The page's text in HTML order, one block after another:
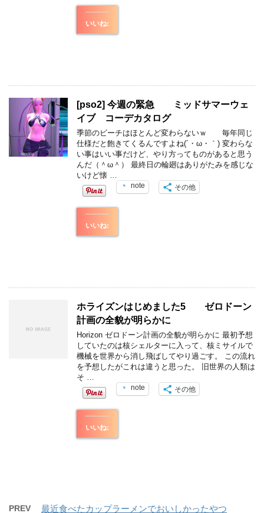
いいね:
[pso2] 今週の緊急 ミッドサマーウェ
イブ コーデカタログ
季節のビーチはほとんど変わらないｗ 毎年同じ
仕様だと飽きてくるんですよね(´・ω・｀) 変わらな
い事はいい事だけど、やり方ってものがあると思う
んだ（＾ω＾） 最終日の輪廻はありがたみを感じな
いけど懐 …
note その他
いいね:
ホライズンはじめました5 ゼロドーン
計画の全貌が明らかに
Horizon ゼロドーン計画の全貌が明らかに 最初予想
していたのは核シェルターに入って、核ミサイルで
機械を世界から消し飛ばしてやり過ごす。 この流れ
を予想したがこれは違うと思った。 旧世界の人類は
そ …
note その他
いいね:
PREV 最近食べたカップラーメンでおいしかったやつ